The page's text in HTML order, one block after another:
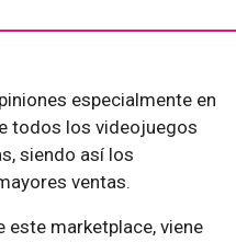
especialmente en
todos los videojuegos
siendo así los
ventas.
este marketplace, viene